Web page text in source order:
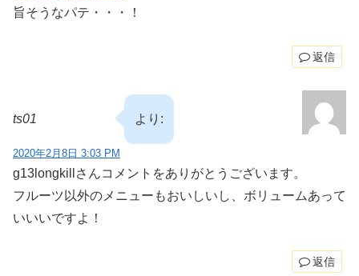
旨そうなパテ・・・！
返信
ts01 より:
2020年2月8日 3:03 PM
g13longkillさんコメントをありがとうございます。
フルーツ以外のメニューもおいしいし、ボリュームあって
いいいですよ！
返信